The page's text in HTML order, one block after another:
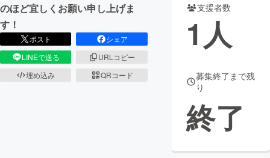
CAMPFIRE for Social Good
CAMPFIRE Creation
コミュニティ
のほど宜しくお願い申し上げま
す！
ポスト
シェア
LINEで送る
URLコピー
埋め込み
QRコード
支援者数
1人
募集終了まで残
り
終了